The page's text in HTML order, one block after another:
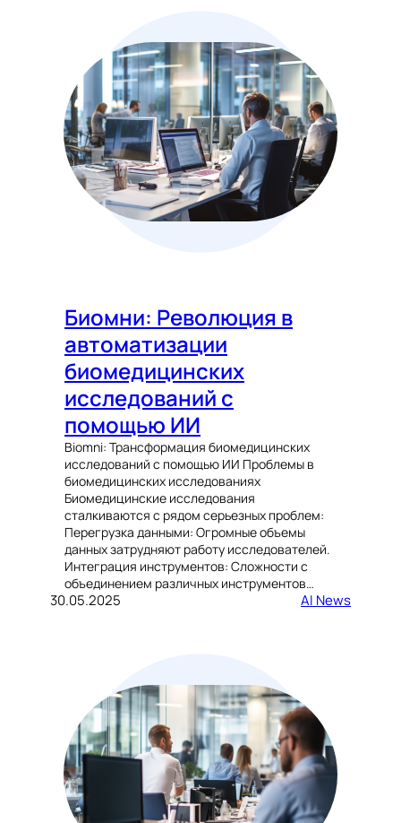
Биомни: Революция в
автоматизации
биомедицинских
исследований с
помощью ИИ
Biomni: Трансформация биомедицинских
исследований с помощью ИИ Проблемы в
биомедицинских исследованиях
Биомедицинские исследования
сталкиваются с рядом серьезных проблем:
Перегрузка данными: Огромные объемы
данных затрудняют работу исследователей.
Интеграция инструментов: Сложности с
объединением различных инструментов…
30.05.2025 AI News